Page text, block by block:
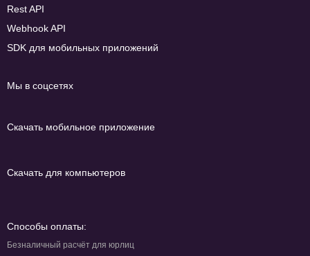
Rest API
Webhook API
SDK для мобильных приложений
Мы в соцсетях
Скачать мобильное приложение
Скачать для компьютеров
Способы оплаты:
Безналичный расчёт для юрлиц